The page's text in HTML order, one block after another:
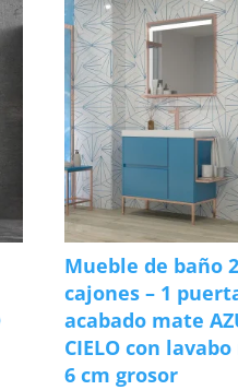
Mueble de baño 2
cajones – 1
acabado mate
CIELO con
6 cm grosor